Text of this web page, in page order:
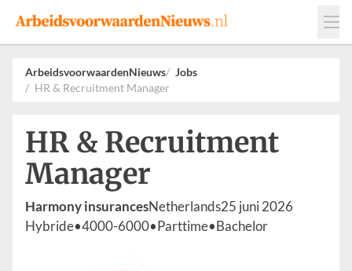
Events
Adverteren
Leveranciers
Werkgevers
ArbeidsvoorwaardenNieuws
Jobs
HR & Recruitment Manager
HR & Recruitment
Manager
Harmony insurancesNetherlands25 juni 2026
Hybride•4000-6000•Parttime•Bachelor